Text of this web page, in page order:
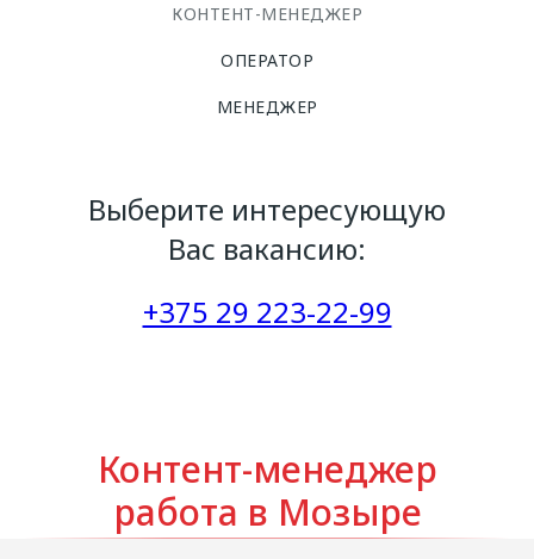
КОНТЕНТ-МЕНЕДЖЕР
ОПЕРАТОР
МЕНЕДЖЕР
Выберите интересующую
Вас вакансию:
+375 29 223-22-99
Контент-менеджер
работа в Мозыре